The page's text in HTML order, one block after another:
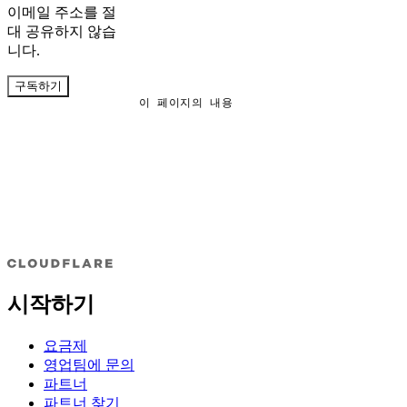
이 페이지의 내용
이메일 주소를 절
대 공유하지 않습
니다.
구독하기
시작하기
요금제
영업팀에 문의
파트너
파트너 찾기